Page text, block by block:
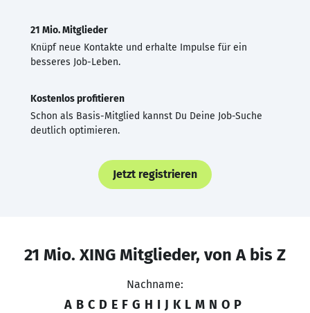
21 Mio. Mitglieder
Knüpf neue Kontakte und erhalte Impulse für ein
besseres Job-Leben.
Kostenlos profitieren
Schon als Basis-Mitglied kannst Du Deine Job-Suche
deutlich optimieren.
Jetzt registrieren
21 Mio. XING Mitglieder, von A bis Z
Nachname:
A B C D E F G H I J K L M N O P